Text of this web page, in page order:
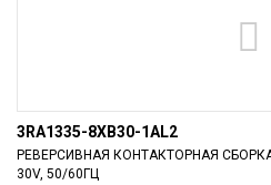
3RA1335-8XB30-1AL2
РЕВЕРСИВНАЯ КОНТАКТОРНАЯ
30V, 50/60ГЦ